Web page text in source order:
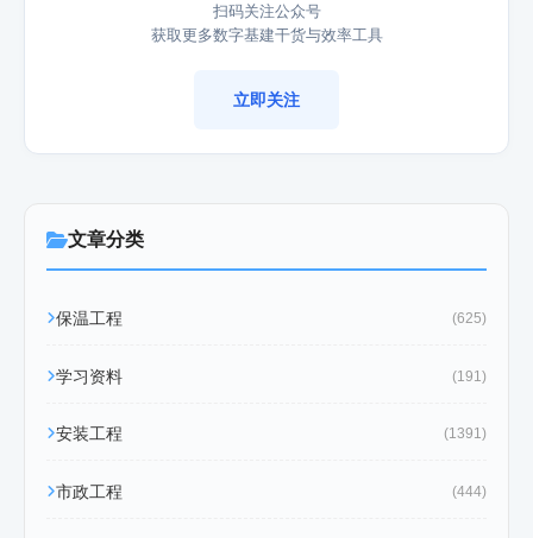
扫码关注公众号
获取更多数字基建干货与效率工具
立即关注
文章分类
保温工程 (625)
学习资料 (191)
安装工程 (1391)
市政工程 (444)